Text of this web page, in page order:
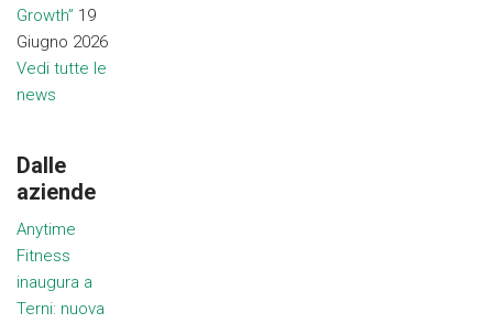
Growth” 19
Giugno 2026
Vedi tutte le
news
Dalle
aziende
Anytime
Fitness
inaugura a
Terni: nuova